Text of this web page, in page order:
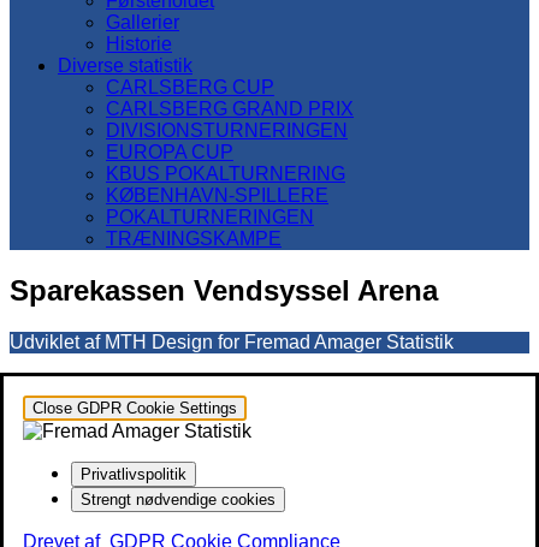
Gallerier
Historie
Diverse statistik
CARLSBERG CUP
CARLSBERG GRAND PRIX
DIVISIONSTURNERINGEN
EUROPA CUP
KBUS POKALTURNERING
KØBENHAVN-SPILLERE
POKALTURNERINGEN
TRÆNINGSKAMPE
Sparekassen Vendsyssel Arena
Udviklet af MTH Design for Fremad Amager Statistik
Close GDPR Cookie Settings
Privatlivspolitik
Strengt nødvendige cookies
Drevet af GDPR Cookie Compliance